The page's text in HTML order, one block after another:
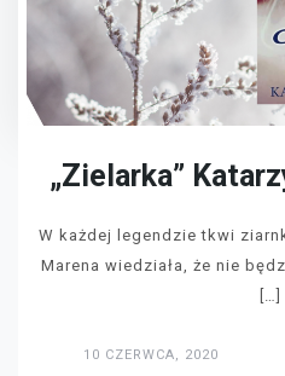
„Zielarka”
W każdej legendzie tkwi
Marena wiedziała, że nie
10 CZERWCA, 2020